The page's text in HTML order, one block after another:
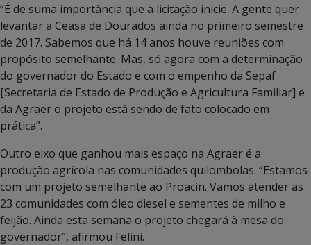
“É de suma importância que a licitação inicie. A gente quer
levantar a Ceasa de Dourados ainda no primeiro semestre
de 2017. Sabemos que há 14 anos houve reuniões com
propósito semelhante. Mas, só agora com a determinação
do governador do Estado e com o empenho da Sepaf
[Secretaria de Estado de Produção e Agricultura Familiar] e
da Agraer o projeto está sendo de fato colocado em
prática”.
Outro eixo que ganhou mais espaço na Agraer é a
produção agrícola nas comunidades quilombolas. “Estamos
com um projeto semelhante ao Proacin. Vamos atender as
23 comunidades com óleo diesel e sementes de milho e
feijão. Ainda esta semana o projeto chegará à mesa do
governador”, afirmou Felini.